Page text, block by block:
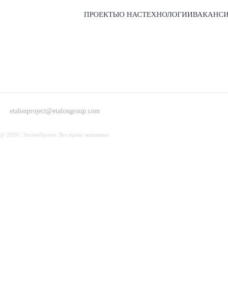
ПРОЕКТЫО НАСТЕХНОЛОГИИ
etalonproject@etalongroup.com
@ 2026 | ЭталонПроект. Все права защищены.